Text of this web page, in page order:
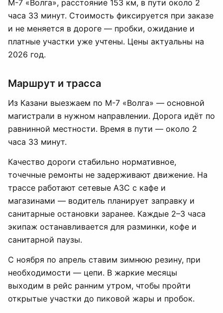
М-7 «Волга», расстояние 153 км, в пути около 2
часа 33 минут. Стоимость фиксируется при заказе
и не меняется в дороге — пробки, ожидание и
платные участки уже учтены. Цены актуальны на
2026 год.
Маршрут и трасса
Из Казани выезжаем по М-7 «Волга» — основной
магистрали в нужном направлении. Дорога идёт по
равнинной местности. Время в пути — около 2
часа 33 минут.
Качество дороги стабильно нормативное,
точечные ремонты не задерживают движение. На
трассе работают сетевые АЗС с кафе и
магазинами — водитель планирует заправку и
санитарные остановки заранее. Каждые 2–3 часа
экипаж останавливается для разминки, кофе и
санитарной паузы.
С ноября по апрель ставим зимнюю резину, при
необходимости — цепи. В жаркие месяцы
выходим в рейс ранним утром, чтобы пройти
открытые участки до пиковой жары и пробок.